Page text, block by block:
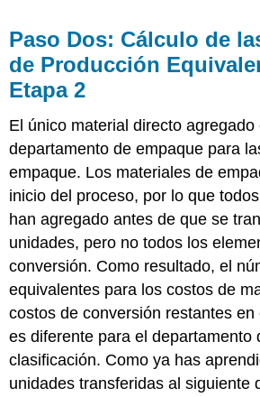
Paso Dos: Cálculo de
de Producción
Etapa 2
El único material directo agregado
departamento de empaque para
empaque. Los materiales de
inicio del proceso, por lo que
han agregado antes de que se
unidades, pero no todos los
conversión. Como resultado, el
equivalentes para los costos de
costos de conversión restantes en
es diferente para el departamento
clasificación. Como ya has
unidades transferidas al siguiente